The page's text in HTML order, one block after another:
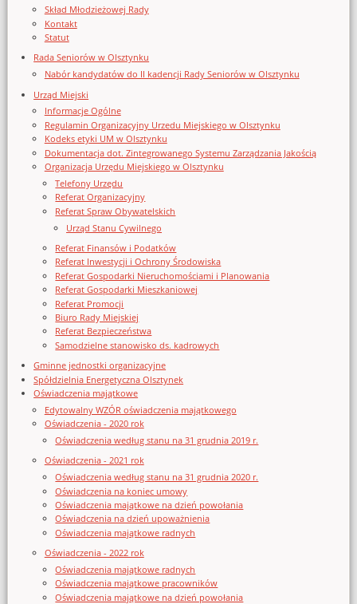
Skład Młodzieżowej Rady
Kontakt
Statut
Rada Seniorów w Olsztynku
Nabór kandydatów do II kadencji Rady Seniorów w Olsztynku
Urząd Miejski
Informacje Ogólne
Regulamin Organizacyjny Urzedu Miejskiego w Olsztynku
Kodeks etyki UM w Olsztynku
Dokumentacja dot. Zintegrowanego Systemu Zarządzania Jakością
Organizacja Urzędu Miejskiego w Olsztynku
Telefony Urzędu
Referat Organizacyjny
Referat Spraw Obywatelskich
Urząd Stanu Cywilnego
Referat Finansów i Podatków
Referat Inwestycji i Ochrony Środowiska
Referat Gospodarki Nieruchomościami i Planowania
Referat Gospodarki Mieszkaniowej
Referat Promocji
Biuro Rady Miejskiej
Referat Bezpieczeństwa
Samodzielne stanowisko ds. kadrowych
Gminne jednostki organizacyjne
Spółdzielnia Energetyczna Olsztynek
Oświadczenia majątkowe
Edytowalny WZÓR oświadczenia majątkowego
Oświadczenia - 2020 rok
Oświadczenia według stanu na 31 grudnia 2019 r.
Oświadczenia - 2021 rok
Oświadczenia według stanu na 31 grudnia 2020 r.
Oświadczenia na koniec umowy
Oświadczenia majątkowe na dzień powołania
Oświadczenia na dzień upoważnienia
Oświadczenia majątkowe radnych
Oświadczenia - 2022 rok
Oświadczenia majątkowe radnych
Oświadczenia majątkowe pracowników
Oświadczenia majątkowe na dzień powołania